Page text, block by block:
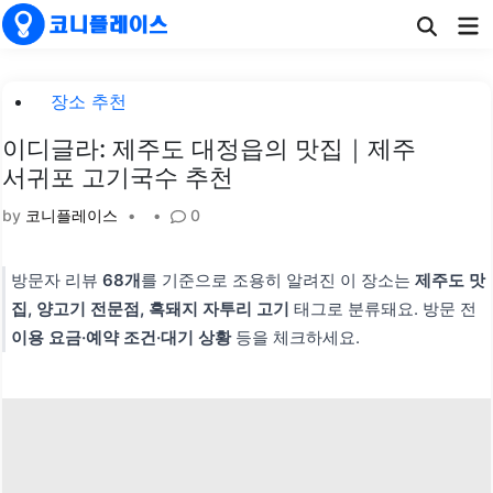
Skip
to
Posted장소 추천
이디글라: 제주도 대정읍의 맛집｜제주
서귀포 고기국수 추천
by 코니플레이스 • • 0
방문자 리뷰68개를 기준으로 조용히 알려진 이 장소는제주도 맛
집, 양고기 전문점, 흑돼지 자투리 고기 태그로 분류돼요. 방문 전
이용 요금·예약 조건·대기 상황등을 체크하세요.